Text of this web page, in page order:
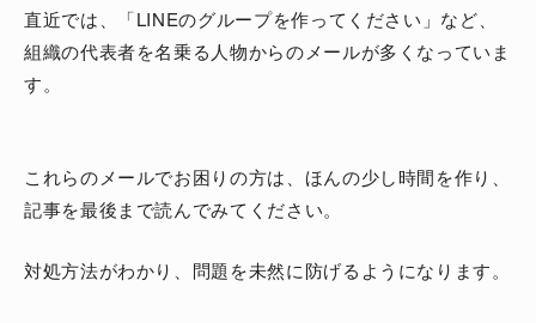
直近では、「LINEのグループを作ってください」など、
組織の代表者を名乗る人物からのメールが多くなっていま
す。
これらのメールでお困りの方は、ほんの少し時間を作り、
記事を最後まで読んでみてください。
対処方法がわかり、問題を未然に防げるようになります。